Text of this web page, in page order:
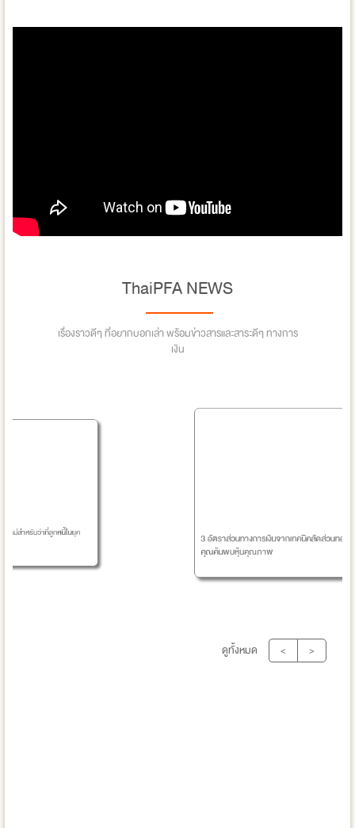
ThaiPFA NEWS
เรื่องราวดีๆ ที่อยากบอกเล่า พร้อมข่าวสารและสาระดีๆ ทางการ
เงิน
หนี้ในยุค
3 อัตราส่วนทางการเงินจากเทคนิคสัดส่วนทองคำที่จะช่วยให้
คุณค้นพบหุ้นคุณภาพ
ดูทั้งหมด < >